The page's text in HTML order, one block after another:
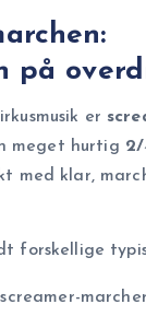
på
er
meget hurtig 2/
med klar,
forskellige